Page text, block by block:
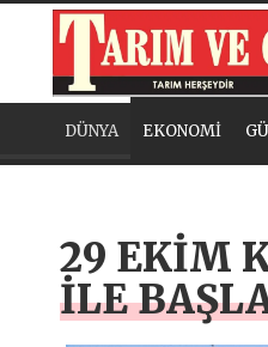
DÜNYA EKONOMİ
29 EKİM
İLE